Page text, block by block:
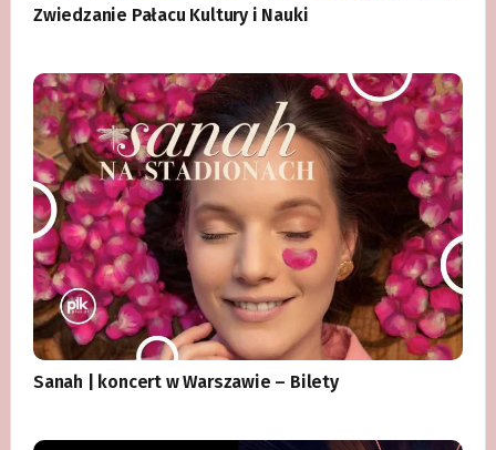
Zwiedzanie Pałacu Kultury i Nauki
Sanah | koncert w Warszawie – Bilety